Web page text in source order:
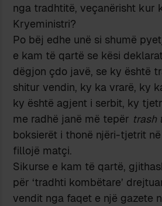
nga tradhtitë, veçanërisht kur
Kryeministri?
Po bëj edhe unë si shumë
e kam të qartë se kësi
dëgjon çdo javë, se ky është
shitur vendin, ky ka vrarë, ky
ky është agjent i serbit, ky
me radhë janë më tepër trash
boksierët i thonë njëri-tjetrit
fillojë matçi.
Sikurse e kam të qartë,
për ‘tradhti kombëtare’
vendit nga faqet e një gazete